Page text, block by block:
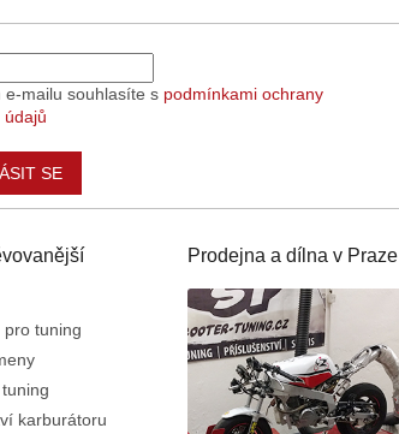
e-mailu souhlasíte s podmínkami ochrany
údajů
SE
pro tuning
karburátoru
Prodejna a dílna v Praze